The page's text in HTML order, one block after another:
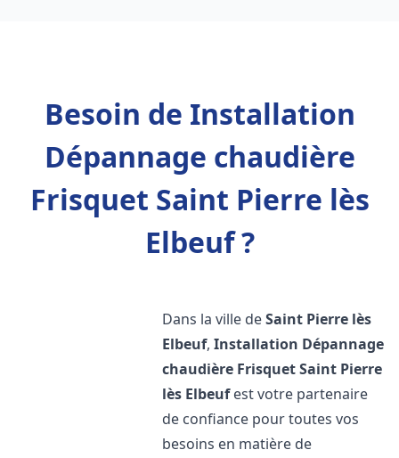
Besoin de Installation
Dépannage chaudière
Frisquet Saint Pierre lès
Elbeuf ?
Dans la ville deSaint Pierre lès
Elbeuf,Installation Dépannage
chaudière FrisquetSaint Pierre
lès Elbeufest votre partenaire
de confiance pour toutes vos
besoins en matière de